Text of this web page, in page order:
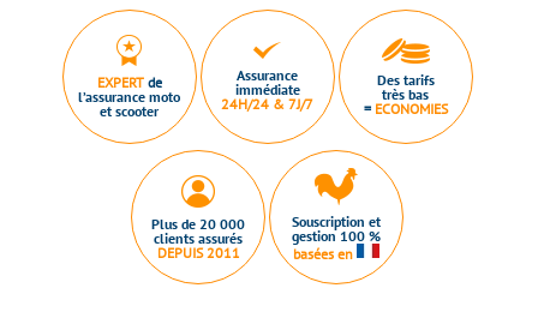
EXPERTde
l’assurance moto
et scooter
Assurance
immédiate
24H/24 & 7J/7
Des tarifs
très bas
= ECONOMIES
Plus de 20 000
clients assurés
DEPUIS 2011
Souscription et
gestion 100 %
basées en